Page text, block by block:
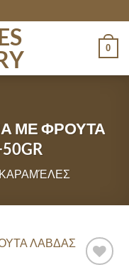
0
ΜΕ ΦΡΟΥΤΑ
ΚΑΡΑΜΈΛΕΣ